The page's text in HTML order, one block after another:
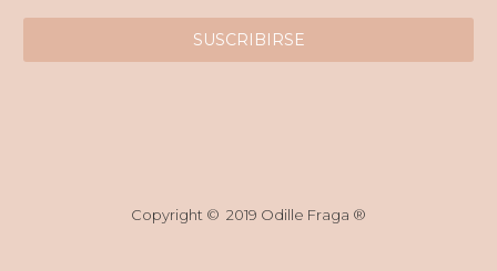
SUSCRIBIRSE
Copyright © 2019 Odille Fraga ®